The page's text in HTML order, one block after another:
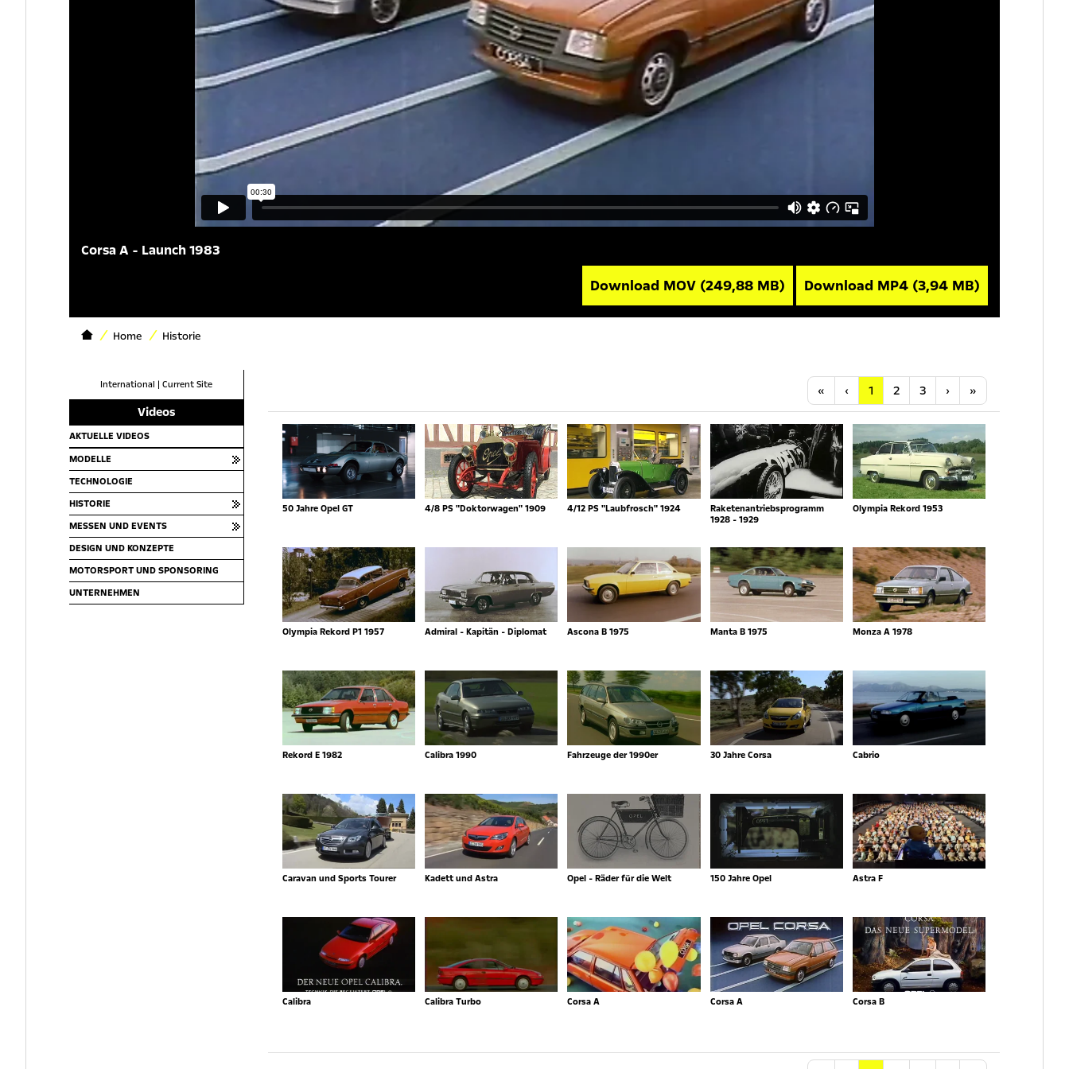
Corsa A - Launch 1983
Download MOV (249,88 MB) Download MP4 (3,94 MB)
Home Historie
International | Current Site
Videos
AKTUELLE VIDEOS
MODELLE
TECHNOLOGIE
HISTORIE
MESSEN UND EVENTS
DESIGN UND KONZEPTE
MOTORSPORT UND SPONSORING
UNTERNEHMEN
« Anfang
‹ Vorherige
1 2 3 ›Nächste
»
50 Jahre Opel GT 4/8 PS "Doktorwagen" 1909 4/12 PS "Laubfrosch" 1924
Raketenantriebsprogramm
1928 - 1929
Olympia Rekord 1953
Olympia Rekord P1 1957 Admiral - Kapitän - Diplomat Ascona B 1975 Manta B 1975 Monza A 1978
Rekord E 1982 Calibra 1990 Fahrzeuge der 1990er 30 Jahre Corsa Cabrio
Caravan und Sports Tourer Kadett und Astra Opel - Räder für die Welt 150 Jahre Opel Astra F
Calibra Calibra Turbo Corsa A Corsa A Corsa B